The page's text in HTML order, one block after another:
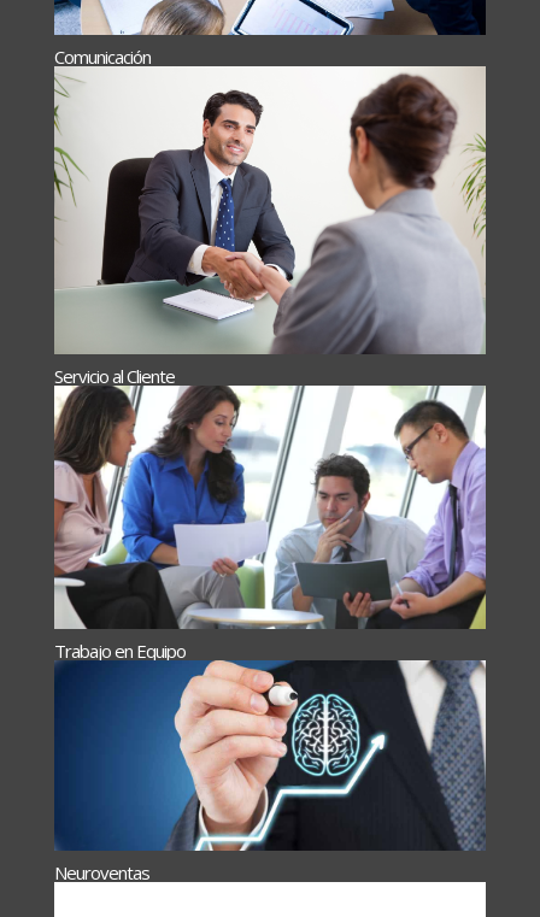
Comunicación
Servicio al Cliente
Trabajo en Equipo
Neuroventas